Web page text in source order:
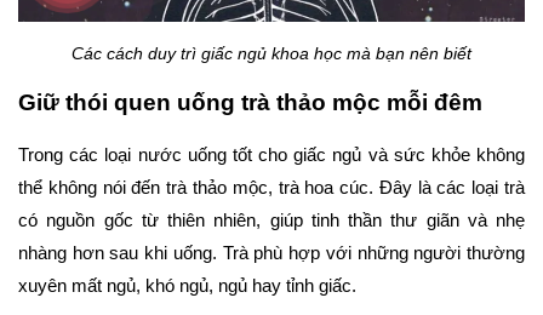
Các cách duy trì giấc ngủ khoa học mà bạn nên biết
Giữ thói quen uống trà thảo mộc mỗi đêm
Trong các loại nước uống tốt cho giấc ngủ và sức khỏe không
thể không nói đến trà thảo mộc, trà hoa cúc. Đây là các loại trà
có nguồn gốc từ thiên nhiên, giúp tinh thần thư giãn và nhẹ
nhàng hơn sau khi uống. Trà phù hợp với những người thường
xuyên mất ngủ, khó ngủ, ngủ hay tỉnh giấc.